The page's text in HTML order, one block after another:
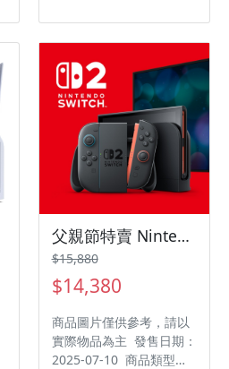
乙張 主機收納包 乙個 類
比搖桿保護套 乙組 Joy-
Con 控制器矽膠保護套 乙
組
父親節特賣 Nintendo Switch 2 主機（NS2）
$15,880
$14,380
商品圖片僅供參考，請以
實際物品為主 發售日期：
2025-07-10 商品類型：